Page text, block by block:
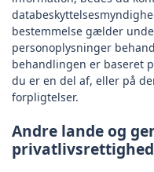
bestemmelse gælder
personoplysninger
behandlingen er baseret
du er en del af, eller på
forpligtelser.
Andre lande og